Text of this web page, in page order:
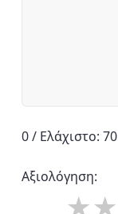
0 / Ελάχιστο:
Αξιολόγηση: